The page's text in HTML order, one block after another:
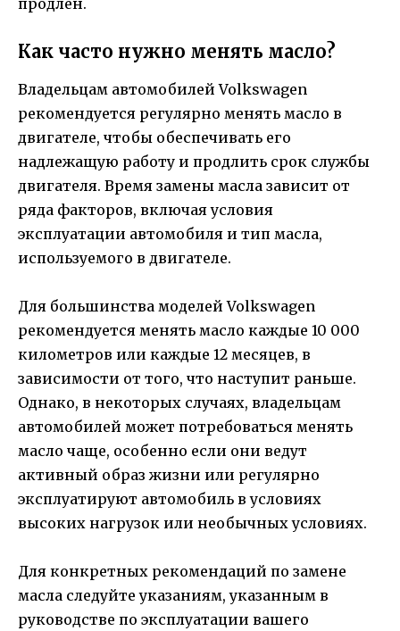
Как часто нужно менять масло?
Владельцам автомобилей Volkswagen
рекомендуется регулярно менять масло в
двигателе, чтобы обеспечивать его
надлежащую работу и продлить срок службы
двигателя. Время замены масла зависит от
ряда факторов, включая условия
эксплуатации автомобиля и тип масла,
используемого в двигателе.
Для большинства моделей Volkswagen
рекомендуется менять масло каждые 10 000
километров или каждые 12 месяцев, в
зависимости от того, что наступит раньше.
Однако, в некоторых случаях, владельцам
автомобилей может потребоваться менять
масло чаще, особенно если они ведут
активный образ жизни или регулярно
эксплуатируют автомобиль в условиях
высоких нагрузок или необычных условиях.
Для конкретных рекомендаций по замене
масла следуйте указаниям, указанным в
руководстве по эксплуатации вашего